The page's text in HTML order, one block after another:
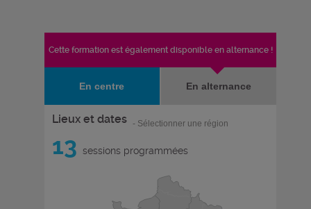
Cette formation est également disponible en alternance !
En centre En alternance
Lieux et dates - Sélectionner une région
13 sessions programmées